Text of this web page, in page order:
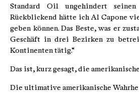
Standard Oil ungehindert
Rückblickend hätte ich Al Capone
geben können. Das Beste, was er
Geschäft in drei Bezirken zu
Kontinenten tätig.“
Das ist, kurz gesagt, die
Die ultimative amerikanische